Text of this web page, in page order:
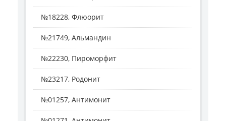
№18228, Флюорит
№21749, Альмандин
№22230, Пироморфит
№23217, Родонит
№01257, Антимонит